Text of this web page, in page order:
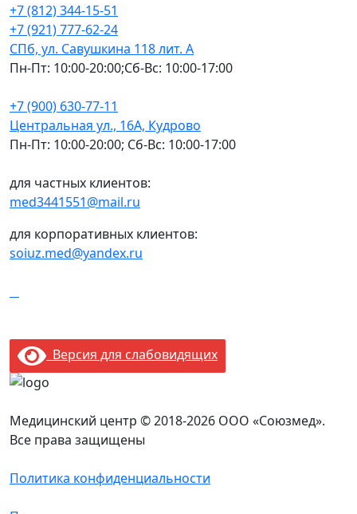
Медицинский центр © 2018-2026 ООО «Союзмед».
Все права защищены
Политика конфиденциальности
+7 (812) 344-15-51
+7 (921) 777-62-24
СПб, ул. Савушкина 118 лит. А
Пн-Пт: 10:00-20:00;Сб-Вс: 10:00-17:00
+7 (900) 630-77-11
Центральная ул., 16А, Кудрово
Пн-Пт: 10:00-20:00; Сб-Вс: 10:00-17:00
для частных клиентов:
med3441551@mail.ru
для корпоративных клиентов:
soiuz.med@yandex.ru
Версия для слабовидящих